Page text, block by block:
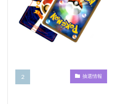
抽選情報